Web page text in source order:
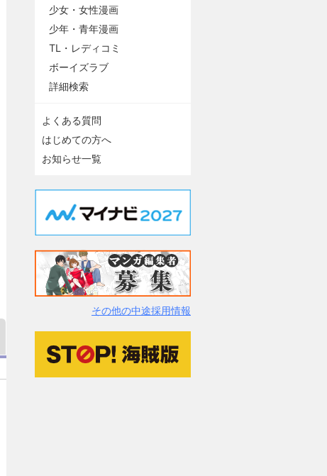
少女・女性漫画
少年・青年漫画
TL・レディコミ
ボーイズラブ
詳細検索
よくある質問
はじめての方へ
お知らせ一覧
その他の中途採用情報